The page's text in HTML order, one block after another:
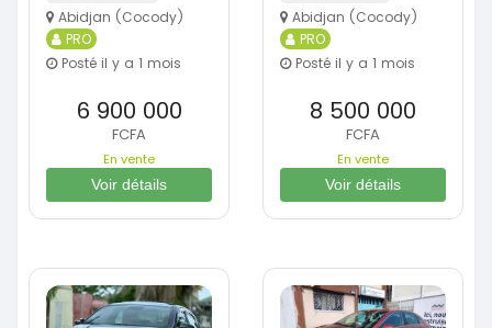
Abidjan (Cocody)
PRO
Posté il y a 1 mois
6 900 000
FCFA
En vente
Voir détails
Abidjan (Cocody)
PRO
Posté il y a 1 mois
8 500 000
FCFA
En vente
Voir détails